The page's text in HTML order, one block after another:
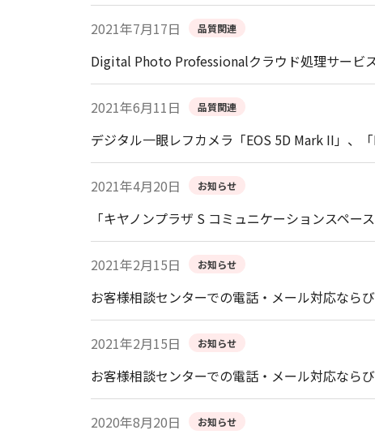
2021年7月17日 品質関連
Digital Photo Professionalクラウド処理サービ
2021年6月11日 品質関連
デジタル一眼レフカメラ「EOS 5D Mark II」、
2021年4月20日 お知らせ
「キヤノンプラザ S コミュニケーションスペ
2021年2月15日 お知らせ
お客様相談センターでの電話・メール対応なら
2021年2月15日 お知らせ
お客様相談センターでの電話・メール対応なら
2020年8月20日 お知らせ